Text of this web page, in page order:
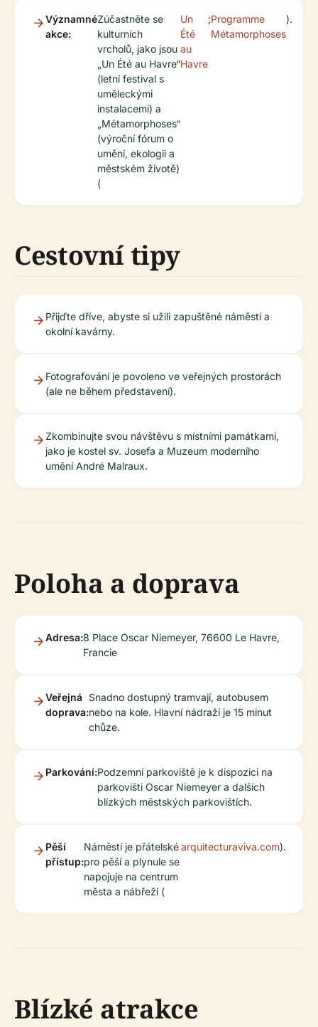
Významné
akce:
Zúčastněte se
kulturních
vrcholů, jako jsou
„Un Été au Havre“
(letní festival s
uměleckými
instalacemi) a
„Métamorphoses“
(výroční fórum o
umění, ekologii a
městském životě)
(
Un
Été
au
Havre
;Programme
Métamorphoses
).
Cestovní tipy
Přijďte dříve, abyste si užili zapuštěné náměstí a
okolní kavárny.
Fotografování je povoleno ve veřejných prostorách
(ale ne během představení).
Zkombinujte svou návštěvu s místními památkami,
jako je kostel sv. Josefa a Muzeum moderního
umění André Malraux.
Poloha a doprava
Adresa:8 Place Oscar Niemeyer, 76600 Le Havre,
Francie
Veřejná
doprava:
Snadno dostupný tramvají, autobusem
nebo na kole. Hlavní nádraží je 15 minut
chůze.
Parkování:Podzemní parkoviště je k dispozici na
parkovišti Oscar Niemeyer a dalších
blízkých městských parkovištích.
Pěší
přístup:
Náměstí je přátelské
pro pěší a plynule se
napojuje na centrum
města a nábřeží (
arquitecturaviva.com).
Blízké atrakce